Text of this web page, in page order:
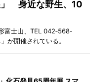
」 身近な野生、10
富士山、TEL 042‐568‐
が開催されている。